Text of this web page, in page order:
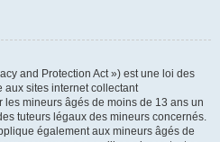
and Protection Act ») est une loi des
aux sites internet collectant
mineurs âgés de moins de 13 ans un
tuteurs légaux des mineurs concernés.
également aux mineurs âgés de